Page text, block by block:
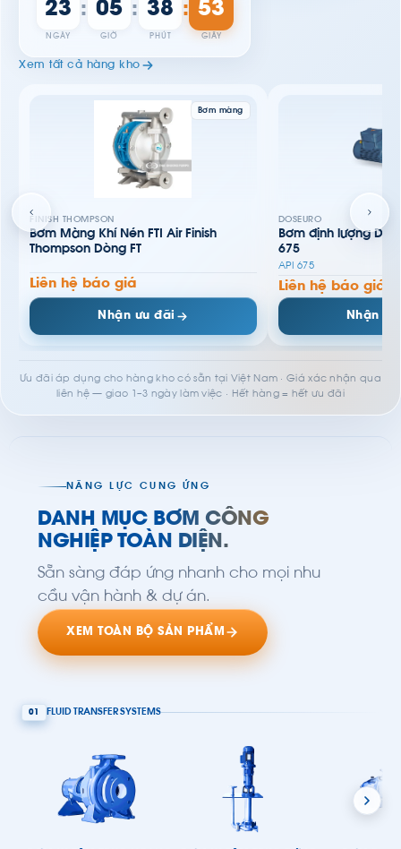
23
NGÀY
: 05
GIỜ
: 38
PHÚT
: 51
GIÂY
Xem tất cả hàng kho
Bơm màng
FINISH THOMPSON
Bơm Màng Khí Nén FTI Air Finish
Thompson Dòng FT
Liên hệ báo giá
Nhận ưu đãi
DOSEURO
Bơm định lượng
675
API 675
Liên hệ báo giá
Nhận
Ưu đãi áp dụng cho hàng kho có sẵn tại Việt Nam · Giá xác nhận qua
liên hệ — giao 1–3 ngày làm việc · Hết hàng = hết ưu đãi
NĂNG LỰC CUNG ỨNG
DANH MỤC BƠM CÔNG
NGHIỆP TOÀN DIỆN.
Sẵn sàng đáp ứng nhanh cho mọi nhu
cầu vận hành & dự án.
XEM TOÀN BỘ SẢN PHẨM
01 FLUID TRANSFER SYSTEMS